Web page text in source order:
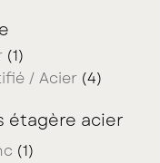
(1)
/ Acier (4)
étagère acier
(1)